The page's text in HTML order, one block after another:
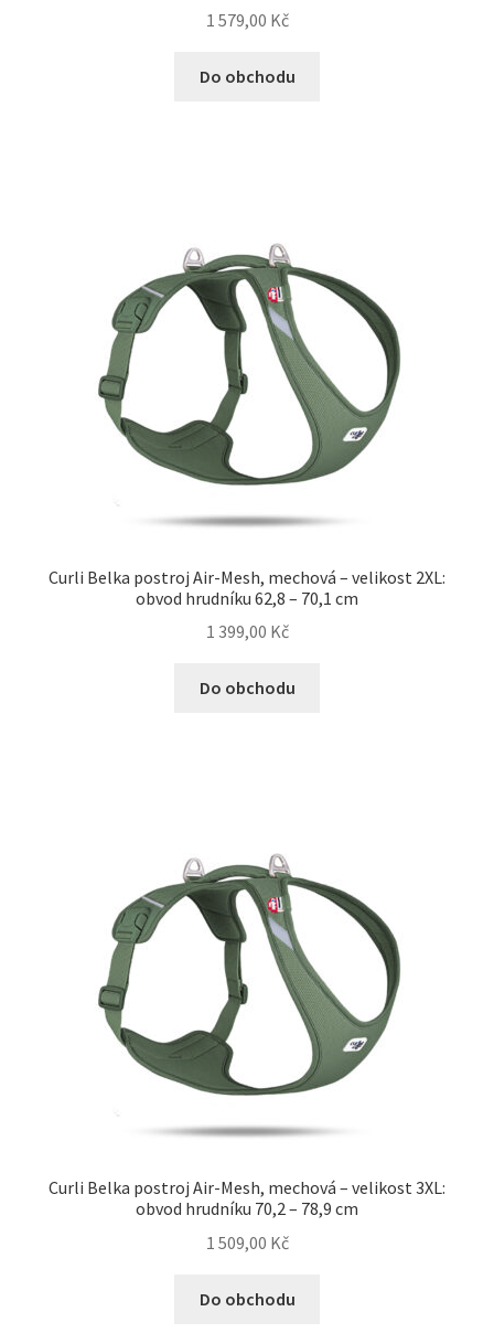
1 579,00 Kč
Do obchodu
Curli Belka postroj Air-Mesh, mechová – velikost 2XL:
obvod hrudníku 62,8 – 70,1 cm
1 399,00 Kč
Do obchodu
Curli Belka postroj Air-Mesh, mechová – velikost 3XL:
obvod hrudníku 70,2 – 78,9 cm
1 509,00 Kč
Do obchodu